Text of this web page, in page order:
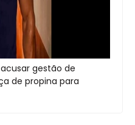
gestão de
de propina para